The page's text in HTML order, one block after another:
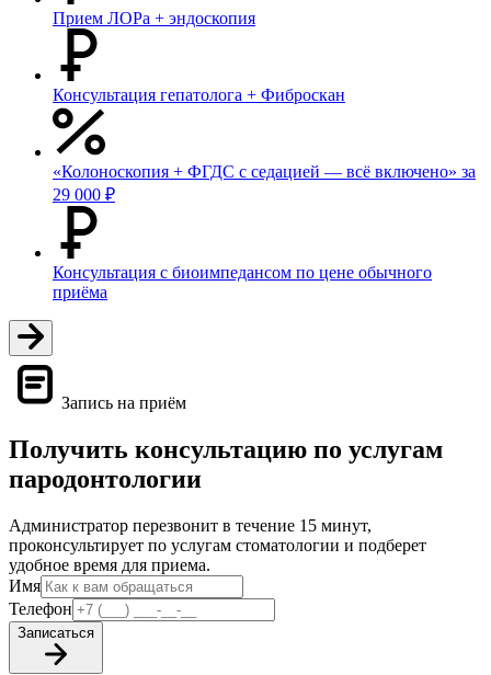
Прием ЛОРа + эндоскопия
Консультация гепатолога + Фиброскан
«Колоноскопия + ФГДС с седацией — всё включено» за
29 000 ₽
Консультация с биоимпедансом по цене обычного
приёма
Запись на приём
Получить консультацию по услугам
пародонтологии
Администратор перезвонит в течение 15 минут,
проконсультирует по услугам стоматологии и подберет
удобное время для приема.
Имя
Телефон
Записаться